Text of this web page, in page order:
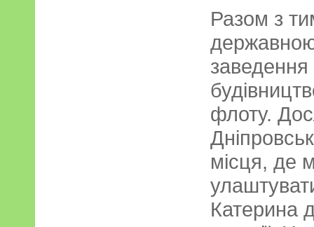
Разом з
заведення
флоту.
місця, де
Катерина